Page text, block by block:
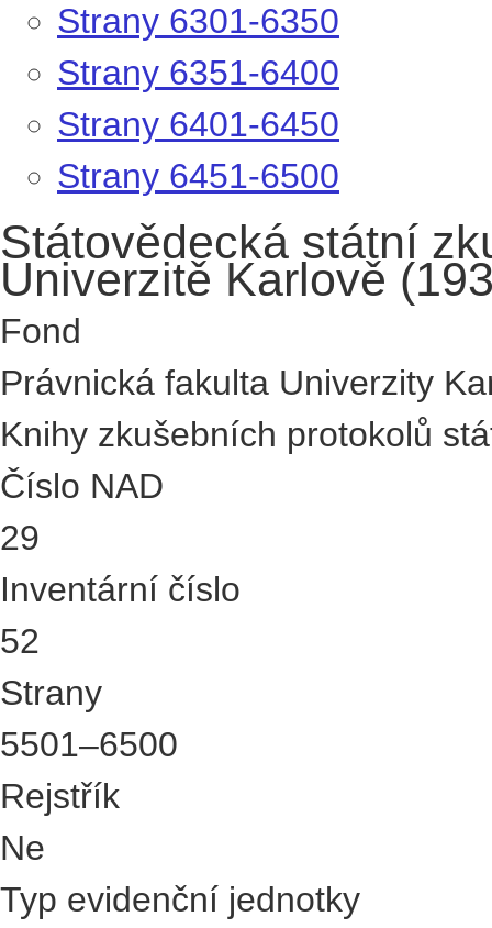
Strany 6301-6350
Strany 6351-6400
Strany 6401-6450
Strany 6451-6500
Státovědecká státní
Univerzitě Karlově
Fond
Právnická fakulta Univerzity
Knihy zkušebních protokolů
Číslo NAD
29
Inventární číslo
52
Strany
5501–6500
Rejstřík
Ne
Typ evidenční jednotky